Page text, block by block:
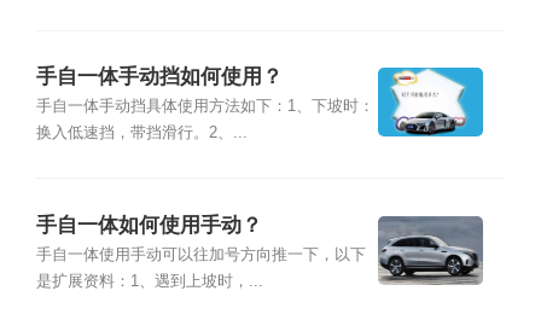
手自一体手动挡如何使用？
手自一体手动挡具体使用方法如下：1、下坡时：
换入低速挡，带挡滑行。2、...
手自一体如何使用手动？
手自一体使用手动可以往加号方向推一下，以下
是扩展资料：1、遇到上坡时，...